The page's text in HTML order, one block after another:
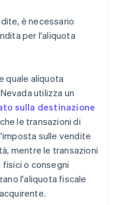
è necessario
per l'aliquota
quale aliquota
utilizza un
sulla destinazione
le transazioni di
sulle vendite
mentre le transazioni
fisici o consegni
l'aliquota fiscale